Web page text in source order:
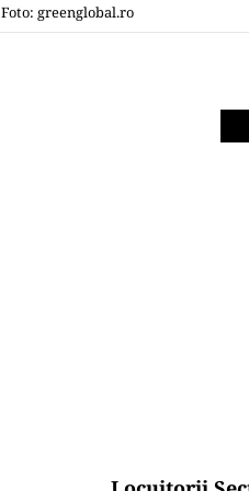
Foto: greenglobal.ro